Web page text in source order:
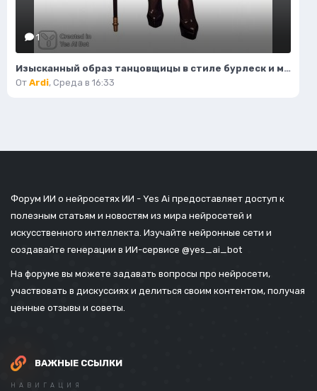
1
Изысканный образ танцовщицы в стиле бурлеск и модной иллюстрации. Нейронная сеть Flux
От Ardi, Среда в 16:33
Форум ИИ о нейросетях ИИ - Yes Ai предоставляет доступ к
полезным статьям и новостям из мира нейросетей и
искусственного интеллекта. Изучайте нейронные сети и
создавайте генерации в ИИ-сервисе @yes_ai_bot
На форуме вы можете задавать вопросы про нейросети,
участвовать в дискуссиях и делиться своим контентом, получая
ценные отзывы и советы.
ВАЖНЫЕ ССЫЛКИ
НАВИГАЦИЯ